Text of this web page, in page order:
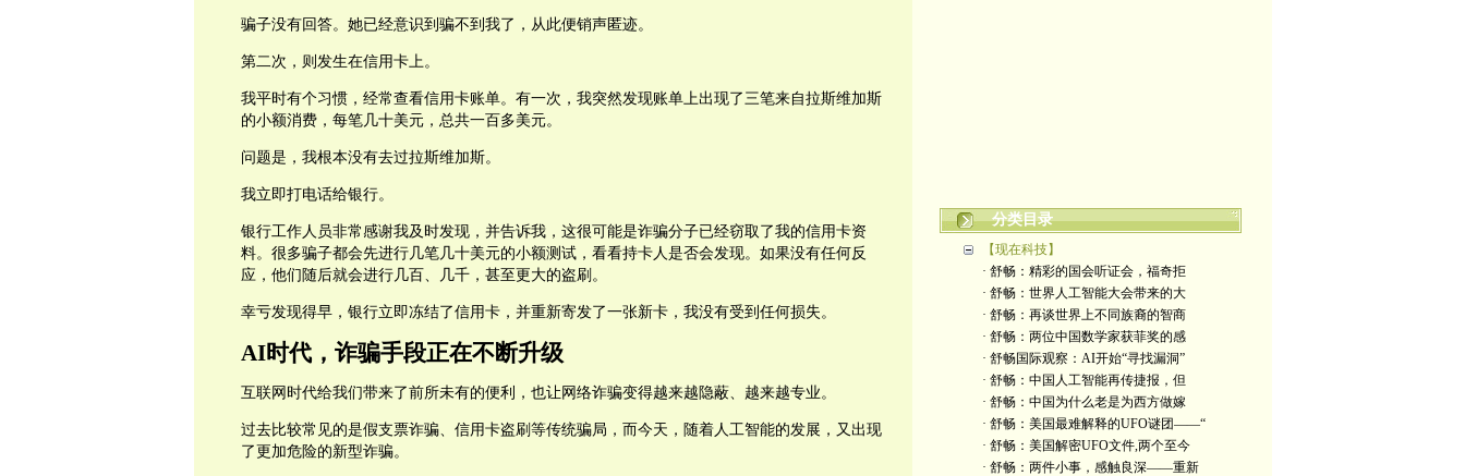
骗子没有回答。她已经意识到骗不到我了，从此便销声匿迹。
第二次，则发生在信用卡上。
我平时有个习惯，经常查看信用卡账单。有一次，我突然发现账单上出现了三笔来自拉斯维加斯
的小额消费，每笔几十美元，总共一百多美元。
问题是，我根本没有去过拉斯维加斯。
我立即打电话给银行。
银行工作人员非常感谢我及时发现，并告诉我，这很可能是诈骗分子已经窃取了我的信用卡资
料。很多骗子都会先进行几笔几十美元的小额测试，看看持卡人是否会发现。如果没有任何反
应，他们随后就会进行几百、几千，甚至更大的盗刷。
幸亏发现得早，银行立即冻结了信用卡，并重新寄发了一张新卡，我没有受到任何损失。
AI时代，诈骗手段正在不断升级
互联网时代给我们带来了前所未有的便利，也让网络诈骗变得越来越隐蔽、越来越专业。
过去比较常见的是假支票诈骗、信用卡盗刷等传统骗局，而今天，随着人工智能的发展，又出现
了更加危险的新型诈骗。
分类目录
【现在科技】
· 舒畅：精彩的国会听证会，福奇拒
· 舒畅：世界人工智能大会带来的大
· 舒畅：再谈世界上不同族裔的智商
· 舒畅：两位中国数学家获菲奖的感
· 舒畅国际观察：AI开始“寻找漏洞”
· 舒畅：中国人工智能再传捷报，但
· 舒畅：中国为什么老是为西方做嫁
· 舒畅：美国最难解释的UFO谜团——“
· 舒畅：美国解密UFO文件,两个至今
· 舒畅：两件小事，感触良深——重新